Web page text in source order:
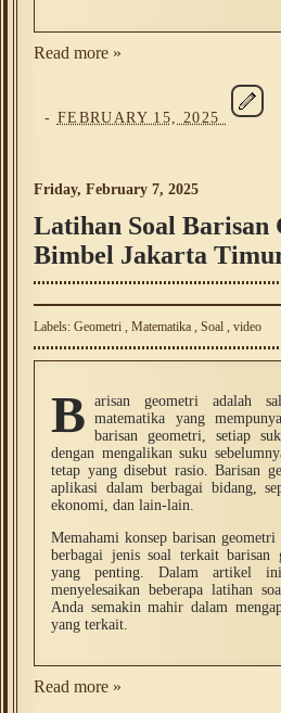
Read more »
- FEBRUARY 15, 2025
Friday, February 7, 2025
Latihan Soal Barisan
Bimbel Jakarta
Labels: Geometri , Matematika , Soal , video
B arisan geometri adalah
matematika yang
barisan geometri, setiap
dengan mengalikan suku
tetap yang disebut rasio. Barisan
aplikasi dalam berbagai bidang,
ekonomi, dan lain-lain.
Memahami konsep barisan geometri
berbagai jenis soal terkait barisan
yang penting. Dalam artikel
menyelesaikan beberapa latihan
Anda semakin mahir dalam
yang terkait.
Read more »